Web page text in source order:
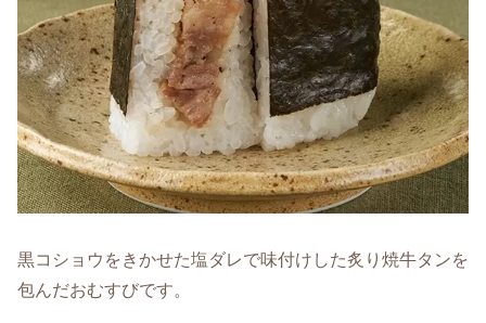
黒コショウをきかせた塩ダレで味付けした炙り焼牛タンを
包んだおむすびです。